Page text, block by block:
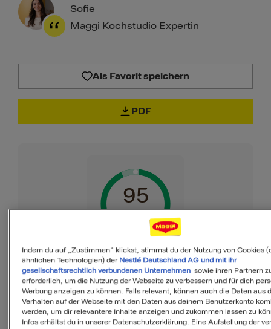
Sofie
Maggi Kochstudio Expertin
Als Favorit speichern
PDF
95
MyMenu IQ™
Ist diese Mahlzeit
ausgewogen?
Indem du auf „Zustimmen“ klickst, stimmst du der Nutzung von Cookies
ähnlichen Technologien) der Nestlé Deutschland AG und mit ihr
gesellschaftsrechtlich verbundenen Unternehmensowie ihren Partnern
erforderlich, um die Nutzung der Webseite zu verbessern und für dich
Werbung anzeigen zu können. Falls relevant, können auch die Daten aus
Verhalten auf der Webseite mit den Daten aus deinem Benutzerkonto
werden, um dir relevantere Inhalte anzeigen und zukommen lassen zu
Infos erhältst du in unserer Datenschutzerklärung. Eine Aufstellung der